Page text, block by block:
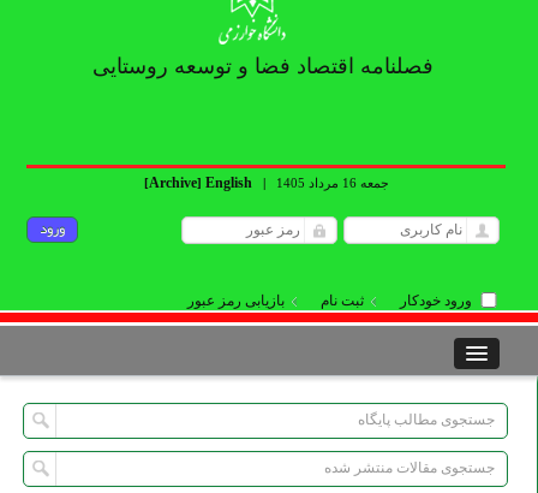
فصلنامه اقتصاد فضا و توسعه روستایی
جمعه 16 مرداد 1405 |
English
[Archive]
ورود خودکار ثبت نام بازیابی رمز عبور